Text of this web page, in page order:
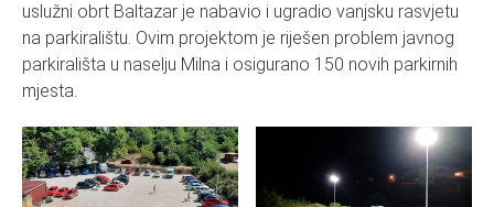
uslužni obrt Baltazar je nabavio i ugradio vanjsku rasvjetu
na parkiralištu. Ovim projektom je riješen problem javnog
parkirališta u naselju Milna i osigurano 150 novih parkirnih
mjesta.